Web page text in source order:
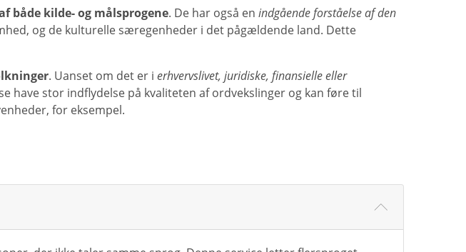
både kilde- og målsprogene. De har også en indgående forståelse af den
og de kulturelle særegenheder i det pågældende land. Dette
. Uanset om det er i erhvervslivet, juridiske, finansielle eller
have stor indflydelse på kvaliteten af ordvekslinger og kan føre til
for eksempel.